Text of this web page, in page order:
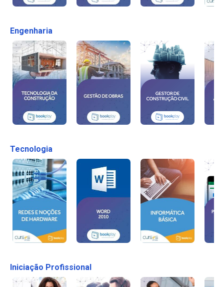
Engenharia
Tecnologia
Iniciação Profissional